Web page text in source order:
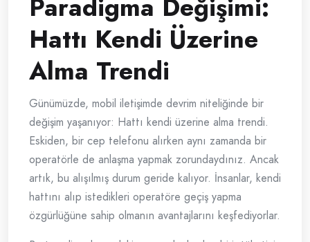
Paradigma Değişimi:
Hattı Kendi Üzerine
Alma Trendi
Günümüzde, mobil iletişimde devrim niteliğinde bir
değişim yaşanıyor: Hattı kendi üzerine alma trendi.
Eskiden, bir cep telefonu alırken aynı zamanda bir
operatörle de anlaşma yapmak zorundaydınız. Ancak
artık, bu alışılmış durum geride kalıyor. İnsanlar, kendi
hattını alıp istedikleri operatöre geçiş yapma
özgürlüğüne sahip olmanın avantajlarını keşfediyorlar.